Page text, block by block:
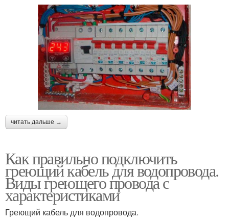
читать дальше →
Как правильно подключить
греющий кабель для водопровода.
Виды греющего провода с
характеристиками
Греющий кабель для водопровода.